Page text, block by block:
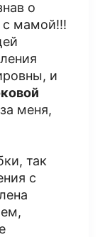
о
с мамой!!!
и
меня,
так
с